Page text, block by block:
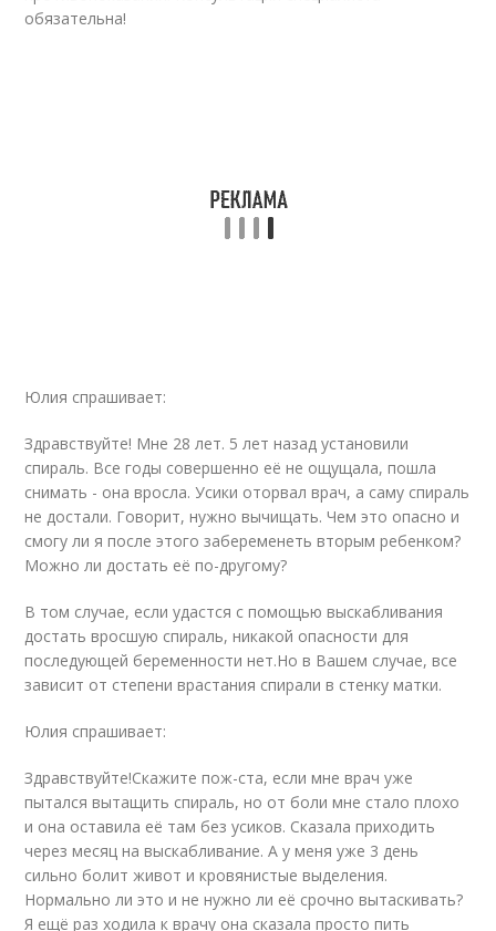
обязательна!
Юлия спрашивает:
Здравствуйте! Мне 28 лет. 5 лет назад установили
спираль. Все годы совершенно её не ощущала, пошла
снимать - она вросла. Усики оторвал врач, а саму спираль
не достали. Говорит, нужно вычищать. Чем это опасно и
смогу ли я после этого забеременеть вторым ребенком?
Можно ли достать её по-другому?
В том случае, если удастся с помощью выскабливания
достать вросшую спираль, никакой опасности для
последующей беременности нет.Но в Вашем случае, все
зависит от степени врастания спирали в стенку матки.
Юлия спрашивает:
Здравствуйте!Скажите пож-ста, если мне врач уже
пытался вытащить спираль, но от боли мне стало плохо
и она оставила её там без усиков. Сказала приходить
через месяц на выскабливание. А у меня уже 3 день
сильно болит живот и кровянистые выделения.
Нормально ли это и не нужно ли её срочно вытаскивать?
Я ещё раз ходила к врачу она сказала просто пить